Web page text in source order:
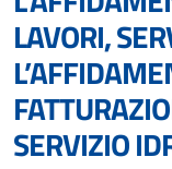
LAVORI,
SERVIZIO